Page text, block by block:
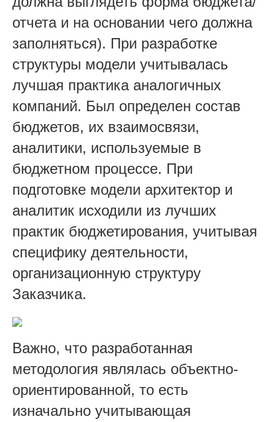
отчета и на основании чего должна
заполняться). При разработке
структуры модели учитывалась
лучшая практика аналогичных
компаний. Был определен состав
бюджетов, их взаимосвязи,
аналитики, используемые в
бюджетном процессе. При
подготовке модели архитектор и
аналитик исходили из лучших
практик бюджетирования, учитывая
специфику деятельности,
организационную структуру
Заказчика.
Важно, что разработанная
методология являлась объектно-
ориентированной, то есть
изначально учитывающая